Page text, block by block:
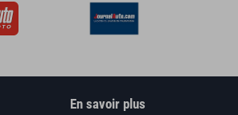
En savoir plus